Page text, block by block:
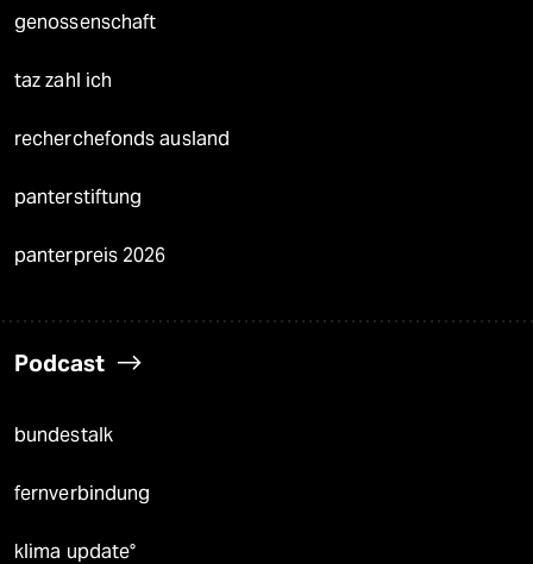
genossenschaft
taz zahl ich
recherchefonds ausland
panterstiftung
panterpreis 2026
Podcast
bundestalk
fernverbindung
klima update°